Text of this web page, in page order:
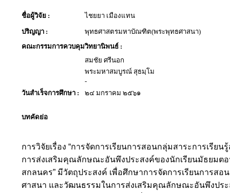
ชื่อผู้วิจัย : ไชยยา เมืองแทน
ปริญญา :
พุทธศาสตรมหาบัณฑิต(พระพุทธศาสนา)
คณะกรรมการควบคุมวิทยานิพนธ์ :
สมชัย ศรีนอก
พระมหาสมบูรณ์ สุธมฺโม
-
วันสำเร็จการศึกษา :
๒๔ มกราคม ๒๕๖๑
บทคัดย่อ
การวิจัยเรื่อง “การจัดการเรียนการสอนกลุ่มสาระการเรีย
การส่งเสริมคุณลักษณะอันพึงประสงค์ของนักเรียนมัธยมตอ
สกลนคร” มีวัตถุประสงค์ เพื่อศึกษาการจัดการเรียนการส
ศาสนา และวัฒนธรรมในการส่งเสริมคุณลักษณะอันพึงประ